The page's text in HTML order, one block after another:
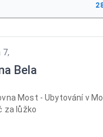
vybavením, na rozhraní
(15km).
Bela
Most - Ubytování v
za lůžko